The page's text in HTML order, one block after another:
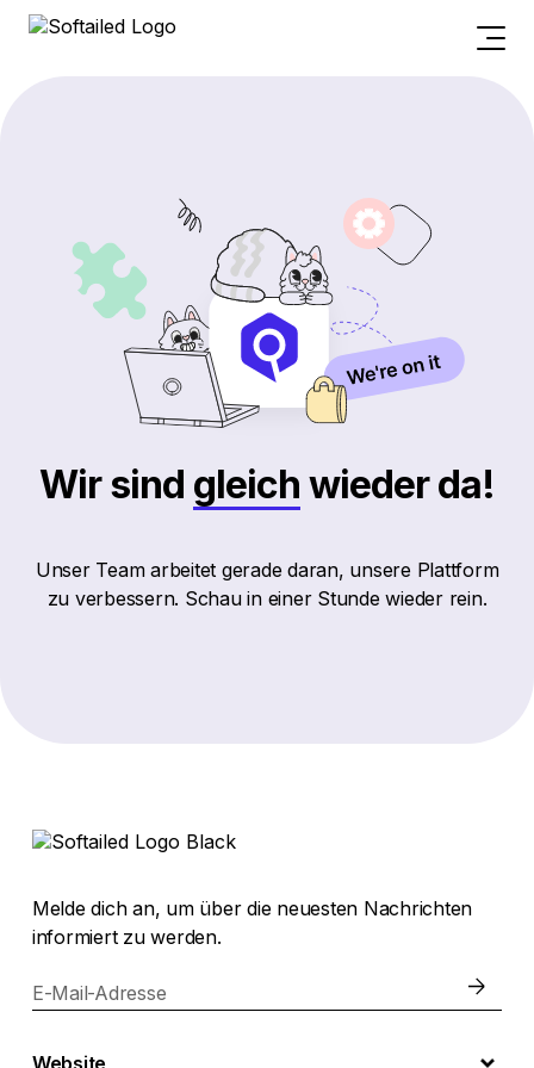
Wir sind gleich wieder da!
Unser Team arbeitet gerade daran, unsere Plattform
zu verbessern. Schau in einer Stunde wieder rein.
Melde dich an, um über die neuesten Nachrichten
informiert zu werden.
E-Mail-Adresse
Website